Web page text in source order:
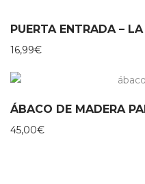
PUERTA ENTRADA –
16,99€
ÁBACO DE MADERA
45,00€